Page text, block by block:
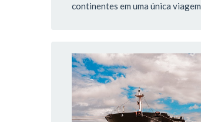
continentes em uma única viagem.